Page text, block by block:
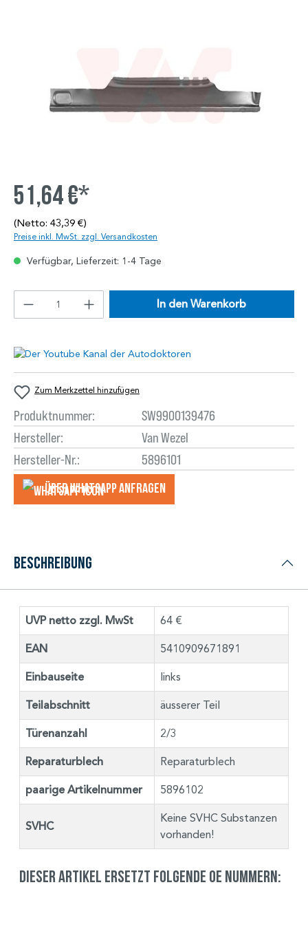
51,64 €*
(Netto: 43,39 €)
Preise inkl. MwSt. zzgl. Versandkosten
Verfügbar, Lieferzeit: 1-4 Tage
In den Warenkorb
Zum Merkzettel hinzufügen
Produktnummer:
SW9900139476
Hersteller:
Van Wezel
Hersteller-Nr.:
5896101
Über WhatsApp anfragеn
Beschreibung
UVP netto zzgl. MwSt 64 €
EAN 5410909671891
Einbauseite links
Teilabschnitt äusserer Teil
Türenanzahl 2/3
Reparaturblech Reparaturblech
paarige Artikelnummer 5896102
SVHC
Keine SVHC Substanzen
vorhanden!
Dieser Artikel ersetzt folgende OE Nummern: